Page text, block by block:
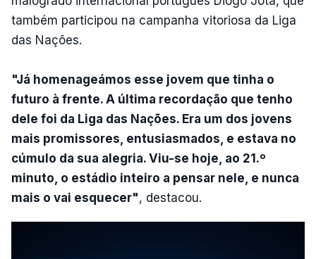
também participou na campanha vitoriosa da Liga
das Nações.
"Já homenageámos esse jovem que tinha o
futuro à frente. A última recordação que tenho
dele foi da Liga das Nações. Era um dos jovens
mais promissores, entusiasmados, e estava no
cúmulo da sua alegria. Viu-se hoje, ao 21.º
minuto, o estádio inteiro a pensar nele, e nunca
mais o vai esquecer", destacou.